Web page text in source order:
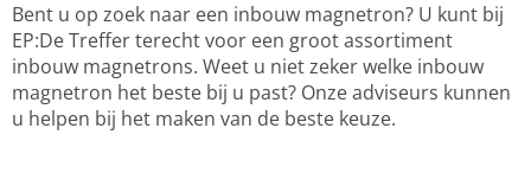
Bent u op zoek naar een inbouw magnetron? U kunt bij
EP:De Treffer terecht voor een groot assortiment
inbouw magnetrons. Weet u niet zeker welke inbouw
magnetron het beste bij u past? Onze adviseurs kunnen
u helpen bij het maken van de beste keuze.